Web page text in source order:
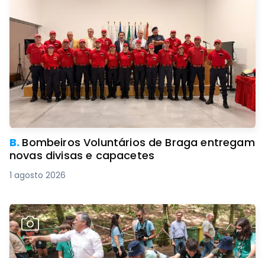
B. Bombeiros Voluntários de Braga entregam
novas divisas e capacetes
1 agosto 2026